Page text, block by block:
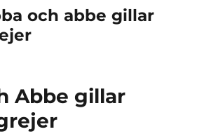
och abbe gillar
Abbe gillar